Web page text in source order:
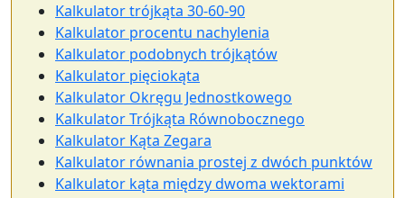
Kalkulator trójkąta 30-60-90
Kalkulator procentu nachylenia
Kalkulator podobnych trójkątów
Kalkulator pięciokąta
Kalkulator Okręgu Jednostkowego
Kalkulator Trójkąta Równobocznego
Kalkulator Kąta Zegara
Kalkulator równania prostej z dwóch punktów
Kalkulator kąta między dwoma wektorami